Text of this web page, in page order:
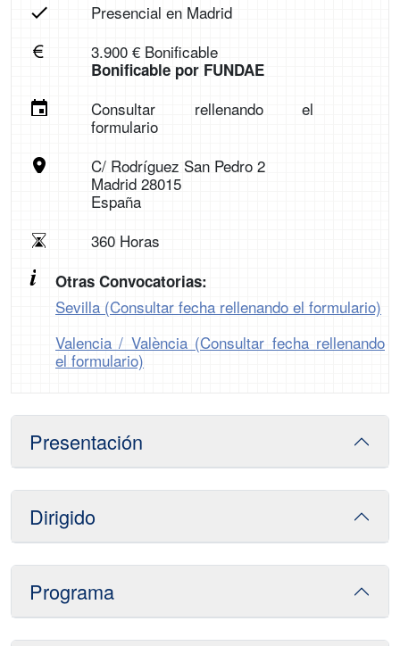
Presencial en Madrid
3.900 € Bonificable
Bonificable por FUNDAE
Consultar rellenando el
formulario
C/ Rodríguez San Pedro 2
Madrid 28015
España
360 Horas
Otras Convocatorias:
Sevilla (Consultar fecha rellenando el formulario)
Valencia / València (Consultar fecha rellenando
el formulario)
Presentación
Dirigido
Programa